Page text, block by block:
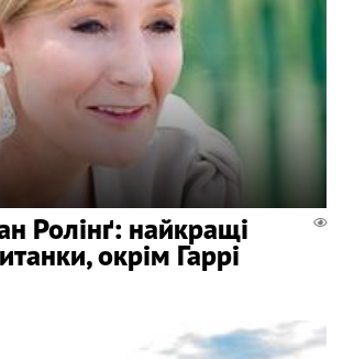
Ролінґ: найкращі
окрім Гаррі